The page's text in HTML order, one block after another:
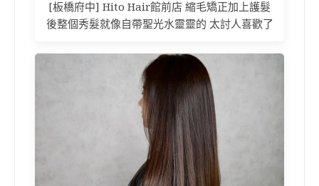
[板橋府中] Hito Hair館前店 縮毛矯正加上護髮
後整個秀髮就像自帶聖光水靈靈的 太討人喜歡了